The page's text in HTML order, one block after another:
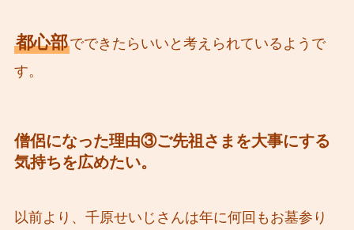
都心部でできたらいいと考えられているようで
す。
僧侶になった理由③ご先祖さまを大事にする
気持ちを広めたい。
以前より、千原せいじさんは年に何回もお墓参り